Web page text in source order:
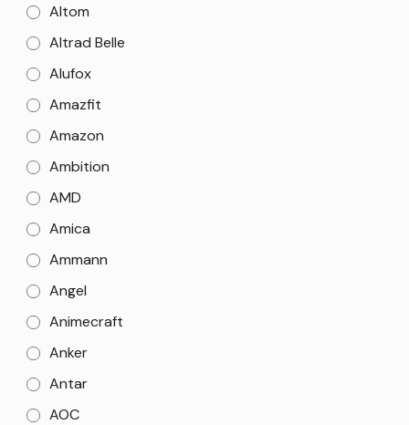
Altom
Altrad Belle
Alufox
Amazfit
Amazon
Ambition
AMD
Amica
Ammann
Angel
Animecraft
Anker
Antar
AOC